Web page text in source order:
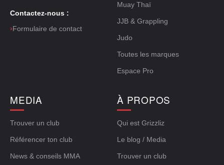
Contactez-nous :
›Formulaire de contact
Muay Thaï
JJB & Grappling
Judo
Toutes les marques
Espace Pro
MEDIA
Trouver un club
Référencer ton club
News & conseils MMA
À PROPOS
Qui est Grizzliz
Le blog / Media
Trouver un club